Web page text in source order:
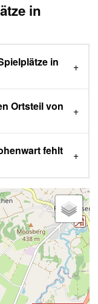
in
in
Ortsteil von
fehlt